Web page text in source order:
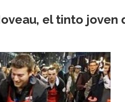
el tinto joven